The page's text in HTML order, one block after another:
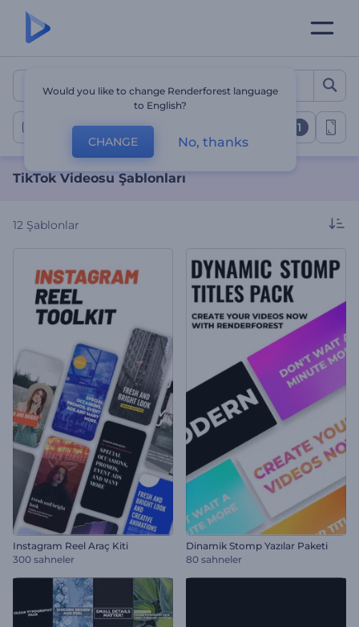
TikTok Videosu Şablonları
Tiktok Videoları 1
TikTok Videosu Şablonları
12 Şablonlar
Instagram Reel Araç Kiti
300 sahneler
Dinamik Stomp Yazılar Paketi
80 sahneler
Would you like to change Renderforest language
to English?
CHANGE No, thanks